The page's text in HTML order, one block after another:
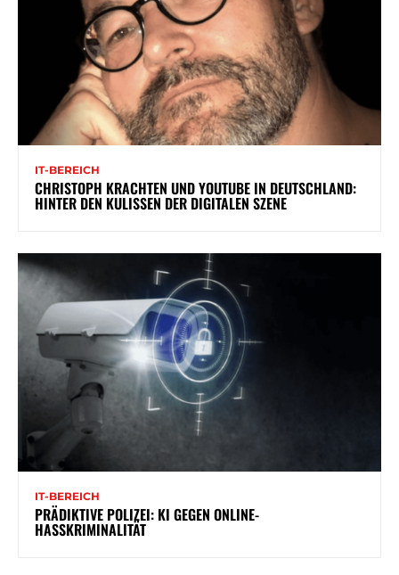
IT-BEREICH
CHRISTOPH KRACHTEN UND YOUTUBE IN DEUTSCHLAND:
HINTER DEN KULISSEN DER DIGITALEN SZENE
IT-BEREICH
PRÄDIKTIVE POLIZEI: KI GEGEN ONLINE-
HASSKRIMINALITÄT